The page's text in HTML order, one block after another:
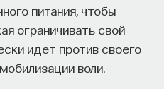
питания, чтобы
ограничивать свой
идет против своего
воли.